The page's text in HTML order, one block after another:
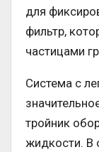
для
фильтр,
частицами
Система с
тройник
жидкости. В